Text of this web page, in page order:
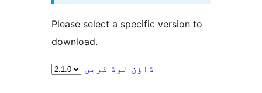
Please select a specific version to
download.
ڈاؤن لوڈ کریں